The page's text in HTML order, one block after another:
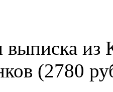
выписка из
(2780